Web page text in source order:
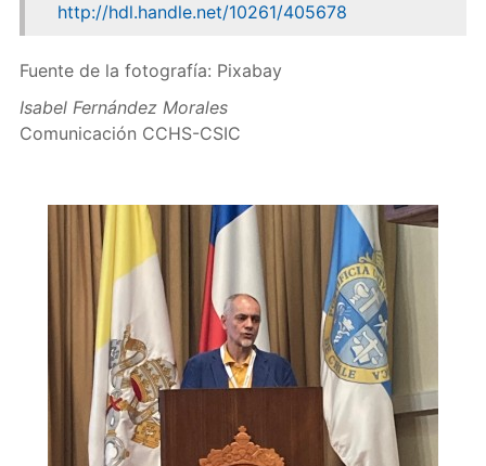
http://hdl.handle.net/10261/405678
Fuente de la fotografía: Pixabay
Isabel Fernández Morales
Comunicación CCHS-CSIC